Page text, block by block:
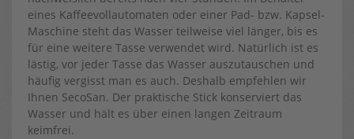
eines Kaffeevollautomaten oder einer Pad- bzw. Kapsel-
Maschine steht das Wasser teilweise viel länger, bis es
für eine weitere Tasse verwendet wird. Natürlich ist es
lästig, vor jeder Tasse das Wasser auszutauschen und
häufig vergisst man es auch. Deshalb empfehlen wir
Ihnen SecoSan. Der praktische Stick konserviert das
Wasser und hält es über einen langen Zeitraum
keimfrei.